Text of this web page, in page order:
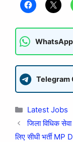
Telegram
Latest Jobs
जिला विधिक
लिए सीधी भर्ती